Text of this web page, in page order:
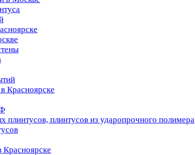
Красноярске
плинтусов, плинтусов из ударопрочного полимера
Красноярске